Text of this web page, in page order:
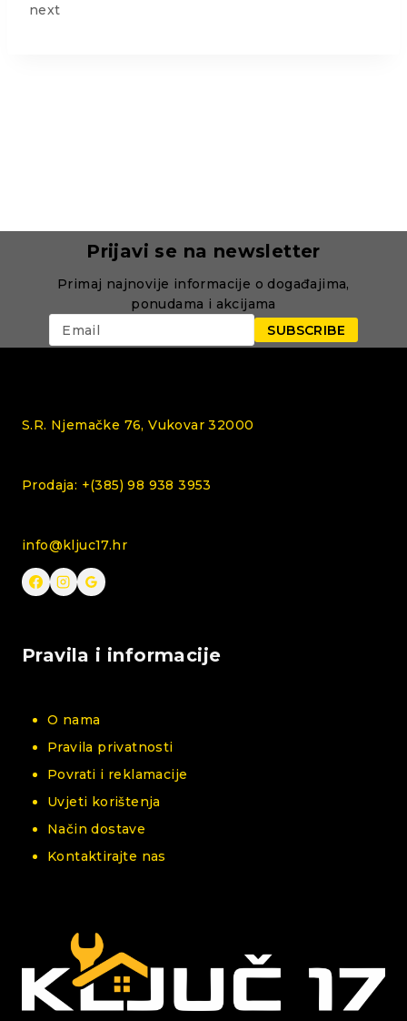
next
Prijavi se na newsletter
Primaj najnovije informacije o događajima,
ponudama i akcijama
S.R. Njemačke 76, Vukovar 32000
Prodaja: +(385) 98 938 3953
info@kljuc17.hr
Pravila i informacije
O nama
Pravila privatnosti
Povrati i reklamacije
Uvjeti korištenja
Način dostave
Kontaktirajte nas